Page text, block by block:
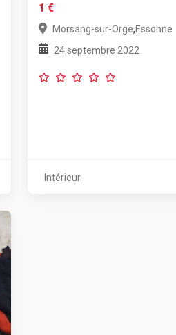
1 €
Morsang-sur-Orge,Essonne
24 septembre 2022
Intérieur